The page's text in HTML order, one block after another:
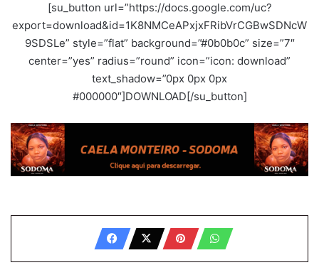
[su_button url=”https://docs.google.com/uc?
export=download&id=1K8NMCeAPxjxFRibVrCGBwSDNcW
9SDSLe” style=”flat” background=”#0b0b0c” size=”7″
center=”yes” radius=”round” icon=”icon: download”
text_shadow=”0px 0px 0px
#000000″]DOWNLOAD[/su_button]